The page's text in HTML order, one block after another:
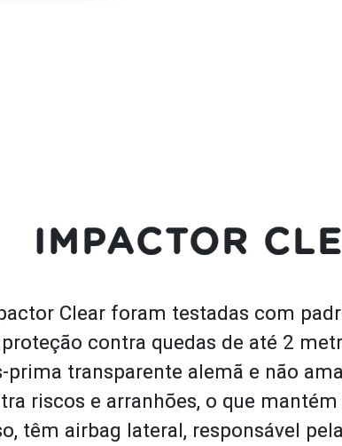
IMPACTOR
Clear foram testadas com
contra quedas de até 2
prima transparente alemã e não
riscos e arranhões, o que
têm airbag lateral, responsável